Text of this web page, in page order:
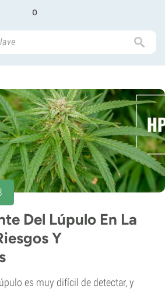
o
Del Lúpulo En La
Y
es muy difícil de detectar, y